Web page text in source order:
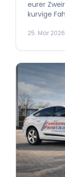
eurer
kurvige
25. Mär 2026